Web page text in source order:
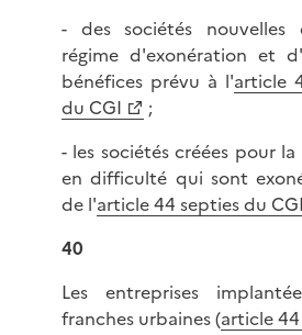
- des sociétés
régime d'exonération et
bénéfices prévu à l'article
du CGI
;
- les sociétés créées pour
en difficulté qui sont
de l'article 44 septies du CGI
40
Les entreprises
franches urbaines (article